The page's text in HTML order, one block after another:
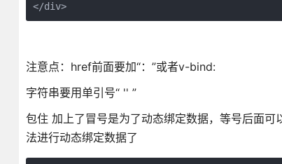
</div>
注意点：href前面要加“：”或者v-bind:
字符串要用单引号“ '' ”
包住 加上了冒号是为了动态绑定数据，等号后面
法进行动态绑定数据了